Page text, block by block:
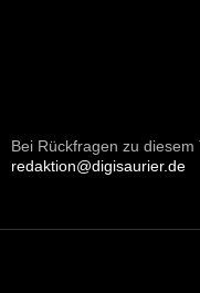
Bei Rückfragen zu
redaktion@digisaurier.de